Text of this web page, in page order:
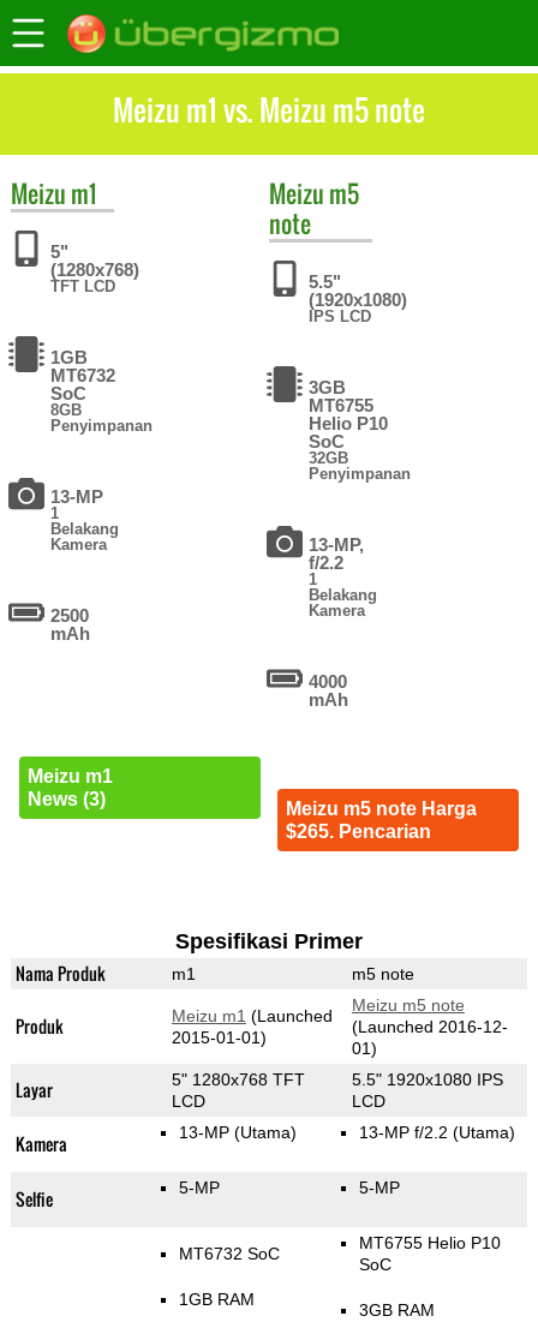
Meizu m1 vs. Meizu m5 note
Meizu m1
5"
(1280x768)
TFT LCD
1GB
MT6732
SoC
8GB
Penyimpanan
13-MP
1
Belakang
Kamera
2500
mAh
Meizu m1
News (3)
Meizu m5
note
5.5"
(1920x1080)
IPS LCD
3GB
MT6755
Helio P10
SoC
32GB
Penyimpanan
13-MP,
f/2.2
1
Belakang
Kamera
4000
mAh
Meizu m5 note Harga
$265. Pencarian
Spesifikasi Primer
Nama Produk m1 m5 note
Produk Meizu m1 (Launched
2015-01-01)
Meizu m5 note
(Launched 2016-12-
01)
Layar
5" 1280x768 TFT
LCD
5.5" 1920x1080 IPS
LCD
Kamera 13-MP (Utama) 13-MP f/2.2 (Utama)
Selfie 5-MP 5-MP
MT6732 SoC
1GB RAM
MT6755 Helio P10
SoC
3GB RAM